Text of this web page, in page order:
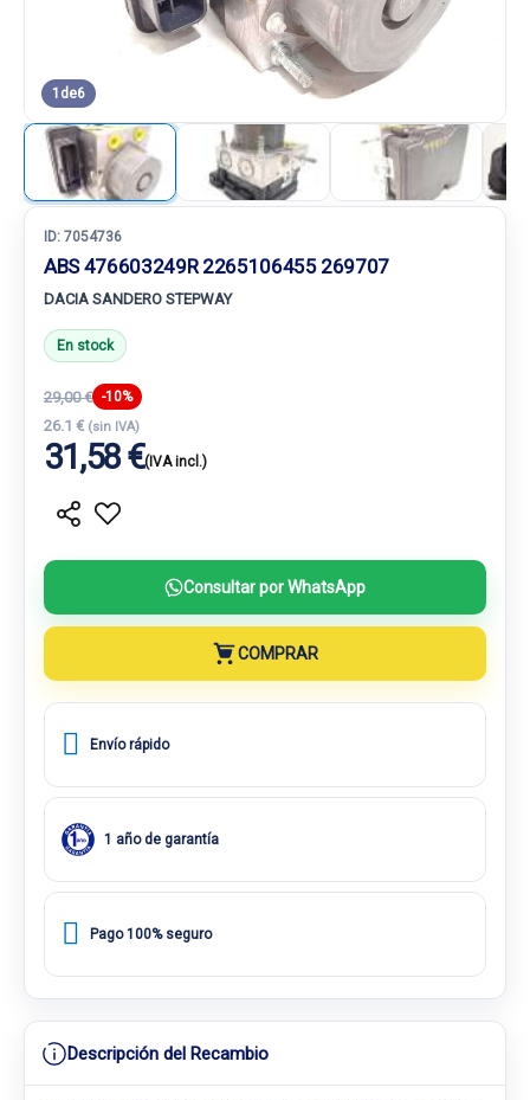
1 de6
ID: 7054736
ABS 476603249R 2265106455 269707
DACIA SANDERO STEPWAY
En stock
29,00 € -10%
26.1 € (sin IVA)
31,58 €(IVA incl.)
Consultar por WhatsApp
COMPRAR
Envío rápido
1 año de garantía
Pago 100% seguro
Descripción del Recambio